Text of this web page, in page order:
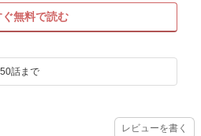
ぐ無料で読む
話まで
レビューを書く